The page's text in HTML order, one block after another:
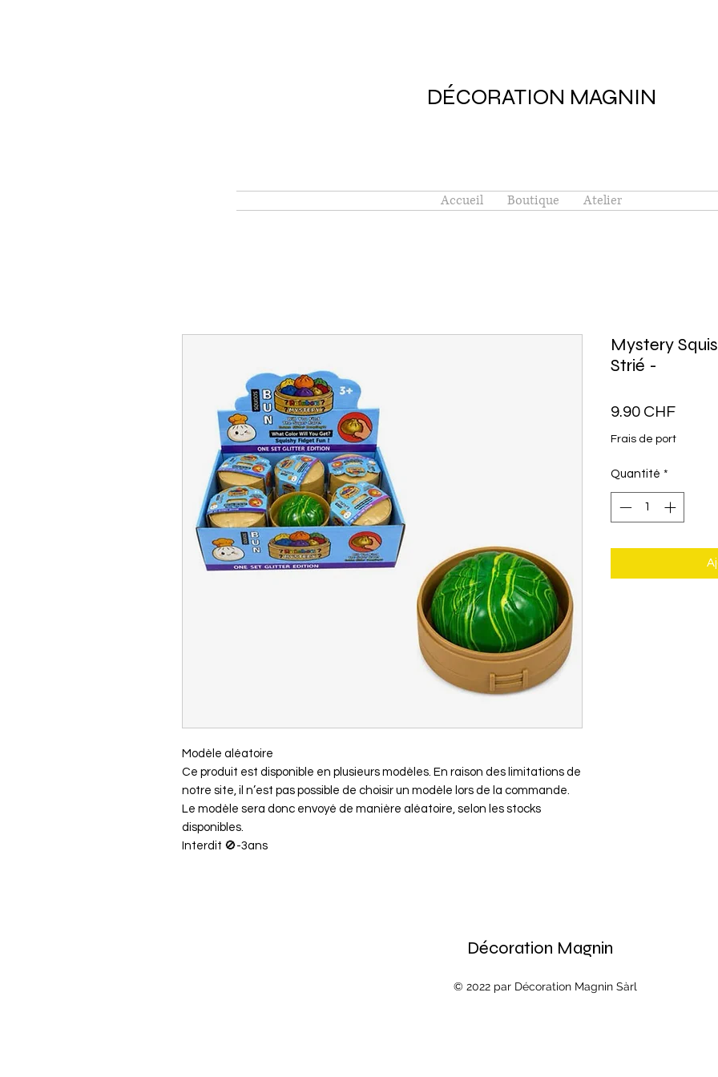
DÉCORATION MAGNIN
Accueil Boutique Atelier
Modèle aléatoire
Ce produit est disponible en plusieurs modèles. En raison des limitations de
notre site, il n’est pas possible de choisir un modèle lors de la commande.
Le modèle sera donc envoyé de manière aléatoire, selon les stocks
disponibles.
Interdit 🚫-3ans
Mystery
Strié -
9.90 CHFPrix
Frais de port
Quantité *
Décoration Magnin
© 2022 par Décoration Magnin Sàrl